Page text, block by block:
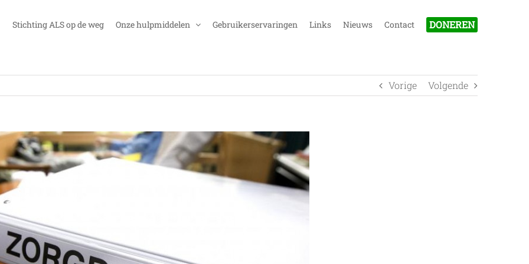
Stichting ALS op de weg Onze hulpmiddelen Gebruikerservaringen Links Nieuws Contact DONEREN
Vorige Volgende